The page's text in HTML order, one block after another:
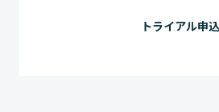
トライアル申込